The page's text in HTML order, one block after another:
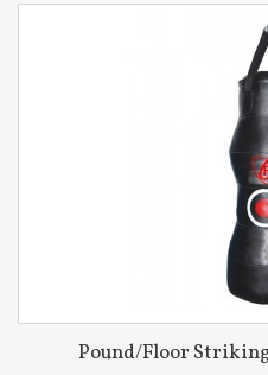
Pound/Floor